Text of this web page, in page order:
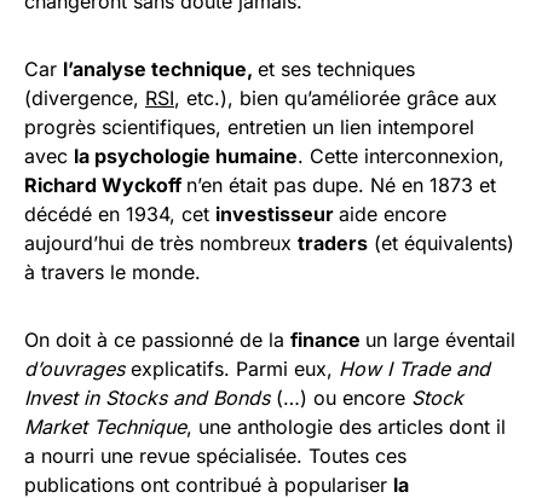
Car l’analyse technique, et ses techniques
(divergence, RSI, etc.), bien qu’améliorée grâce aux
progrès scientifiques, entretien un lien intemporel
avec la psychologie humaine. Cette interconnexion,
Richard Wyckoff n’en était pas dupe. Né en 1873 et
décédé en 1934, cet investisseur aide encore
aujourd’hui de très nombreux traders (et équivalents)
à travers le monde.
On doit à ce passionné de la finance un large éventail
d’ouvragesexplicatifs. Parmi eux, How I Trade and
Invest in Stocks and Bonds(…) ou encore Stock
Market Technique, une anthologie des articles dont il
a nourri une revue spécialisée. Toutes ces
publications ont contribué à populariser la